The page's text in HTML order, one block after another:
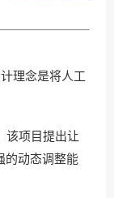
理念是将人工
该项目提出让
的动态调整能